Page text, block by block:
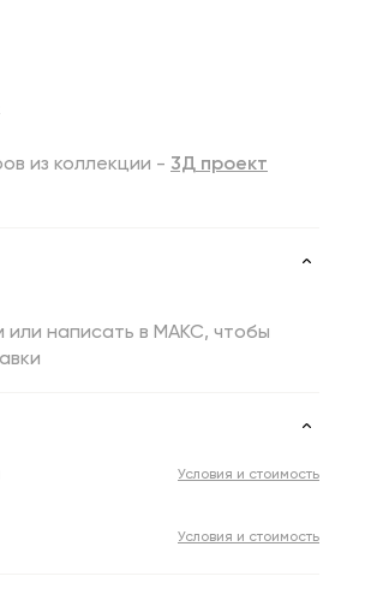
из коллекции - 3Д проект
или написать в МАКС, чтобы
Условия и стоимость
Условия и стоимость